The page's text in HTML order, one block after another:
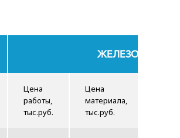
ЖЕЛЕЗОБЕТОН
Цена
работы,
тыс.руб.
Цена
материала,
тыс.руб.